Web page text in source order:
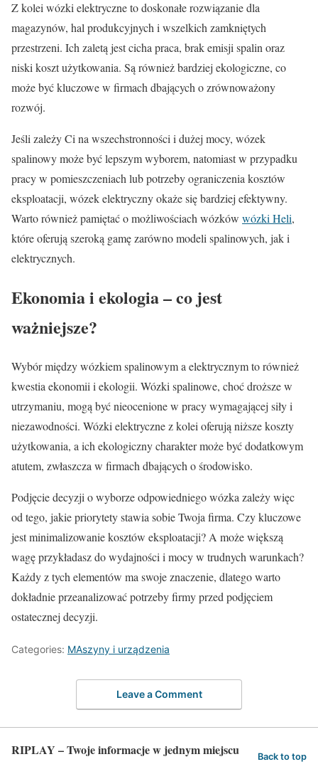
Z kolei wózki elektryczne to doskonałe rozwiązanie dla
magazynów, hal produkcyjnych i wszelkich zamkniętych
przestrzeni. Ich zaletą jest cicha praca, brak emisji spalin oraz
niski koszt użytkowania. Są również bardziej ekologiczne, co
może być kluczowe w firmach dbających o zrównoważony
rozwój.
Jeśli zależy Ci na wszechstronności i dużej mocy, wózek
spalinowy może być lepszym wyborem, natomiast w przypadku
pracy w pomieszczeniach lub potrzeby ograniczenia kosztów
eksploatacji, wózek elektryczny okaże się bardziej efektywny.
Warto również pamiętać o możliwościach wózków wózki Heli,
które oferują szeroką gamę zarówno modeli spalinowych, jak i
elektrycznych.
Ekonomia i ekologia – co jest
ważniejsze?
Wybór między wózkiem spalinowym a elektrycznym to również
kwestia ekonomii i ekologii. Wózki spalinowe, choć droższe w
utrzymaniu, mogą być nieocenione w pracy wymagającej siły i
niezawodności. Wózki elektryczne z kolei oferują niższe koszty
użytkowania, a ich ekologiczny charakter może być dodatkowym
atutem, zwłaszcza w firmach dbających o środowisko.
Podjęcie decyzji o wyborze odpowiedniego wózka zależy więc
od tego, jakie priorytety stawia sobie Twoja firma. Czy kluczowe
jest minimalizowanie kosztów eksploatacji? A może większą
wagę przykładasz do wydajności i mocy w trudnych warunkach?
Każdy z tych elementów ma swoje znaczenie, dlatego warto
dokładnie przeanalizować potrzeby firmy przed podjęciem
ostatecznej decyzji.
Categories: MAszyny i urządzenia
Leave a Comment
RIPLAY – Twoje informacje w jednym miejscu Back to top